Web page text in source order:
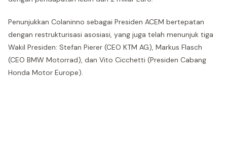
Penunjukkan Colaninno sebagai Presiden ACEM bertepatan
dengan restrukturisasi asosiasi, yang juga telah menunjuk tiga
Wakil Presiden: Stefan Pierer (CEO KTM AG), Markus Flasch
(CEO BMW Motorrad), dan Vito Cicchetti (Presiden Cabang
Honda Motor Europe).